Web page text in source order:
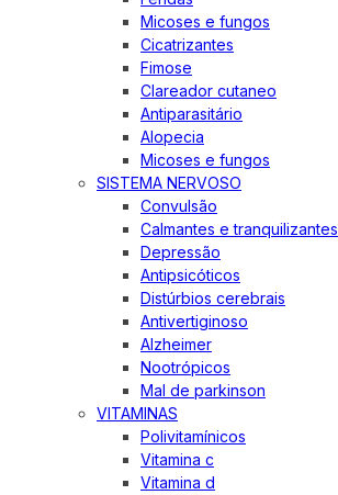
Micoses e fungos
Cicatrizantes
Fimose
Clareador cutaneo
Antiparasitário
Alopecia
Micoses e fungos
SISTEMA NERVOSO
Convulsão
Calmantes e tranquilizantes
Depressão
Antipsicóticos
Distúrbios cerebrais
Antivertiginoso
Alzheimer
Nootrópicos
Mal de parkinson
VITAMINAS
Polivitamínicos
Vitamina c
Vitamina d